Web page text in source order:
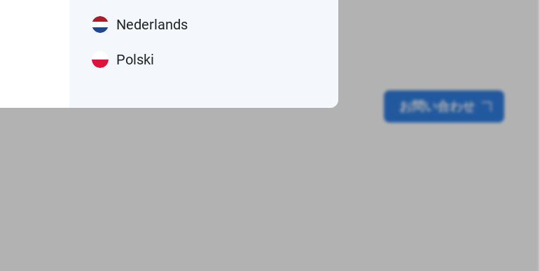
Nederlands
Polski
ステムが風力タービンに高性能ソリューションを
お問い合わせ